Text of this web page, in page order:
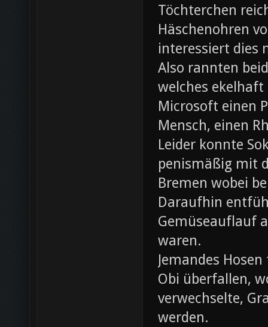
Töchterchen
Häschenohren
interessiert dies
Also rannten
welches
Microsoft einen
Mensch, einen
Leider konnte
penismäßig mit
Bremen wobei
Daraufhin
Gemüseauflauf
waren.
Jemandes
Obi überfallen,
verwechselte,
werden.